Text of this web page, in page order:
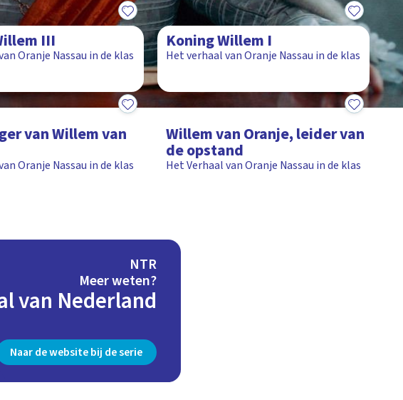
III
Oranje Nassau in de klas
Koning Willem I
Het verhaal van Oranje Nassau in de klas
10:19
van Willem van
Oranje Nassau in de klas
Willem van Oranje, leider van
de opstand
Het Verhaal van Oranje Nassau in de klas
10:07
NTR
Meer weten?
van Nederland
Naar de website bij de serie